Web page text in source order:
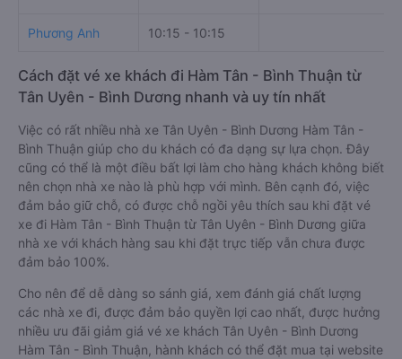
Phương Anh 10:15 - 10:15
Cách đặt vé xe khách đi Hàm Tân - Bình Thuận từ
Tân Uyên - Bình Dương nhanh và uy tín nhất
Việc có rất nhiều nhà xe Tân Uyên - Bình Dương Hàm Tân -
Bình Thuận giúp cho du khách có đa dạng sự lựa chọn. Đây
cũng có thể là một điều bất lợi làm cho hàng khách không biết
nên chọn nhà xe nào là phù hợp với mình. Bên cạnh đó, việc
đảm bảo giữ chỗ, có được chỗ ngồi yêu thích sau khi đặt vé
xe đi Hàm Tân - Bình Thuận từ Tân Uyên - Bình Dương giữa
nhà xe với khách hàng sau khi đặt trực tiếp vẫn chưa được
đảm bảo 100%.
Cho nên để dễ dàng so sánh giá, xem đánh giá chất lượng
các nhà xe đi, được đảm bảo quyền lợi cao nhất, được hưởng
nhiều ưu đãi giảm giá vé xe khách Tân Uyên - Bình Dương
Hàm Tân - Bình Thuận, hành khách có thể đặt mua tại website